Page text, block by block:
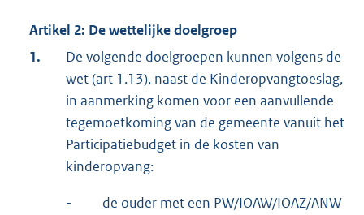
Artikel 2: De wettelijke doelgroep
1.
De volgende doelgroepen kunnen volgens de
wet (art 1.13), naast de Kinderopvangtoeslag,
in aanmerking komen voor een aanvullende
tegemoetkoming van de gemeente vanuit het
Participatiebudget in de kosten van
kinderopvang:
-
de ouder met een PW/IOAW/IOAZ/ANW